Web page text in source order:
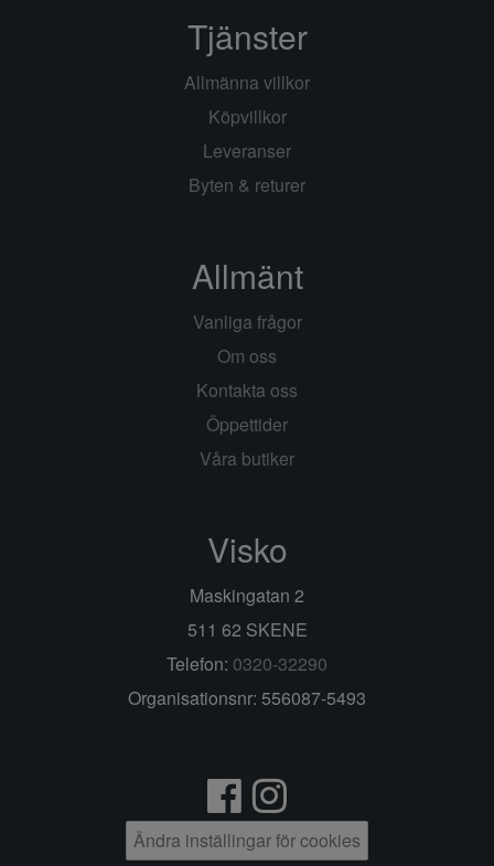
Tjänster
Allmänna villkor
Köpvillkor
Leveranser
Byten & returer
Allmänt
Vanliga frågor
Om oss
Kontakta oss
Öppettider
Våra butiker
Visko
Maskingatan 2
511 62 SKENE
Telefon: 0320-32290
Organisationsnr: 556087-5493
Ändra inställingar för cookies